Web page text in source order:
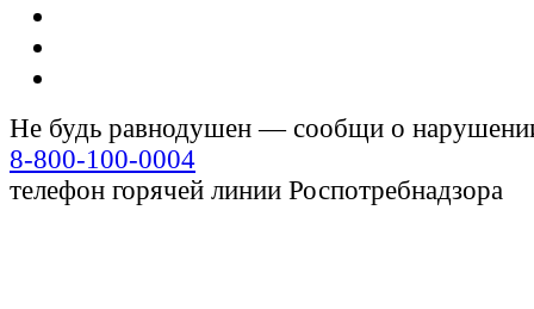
Не будь равнодушен — сообщи о
8-800-100-0004
телефон горячей линии Роспотребнадзора